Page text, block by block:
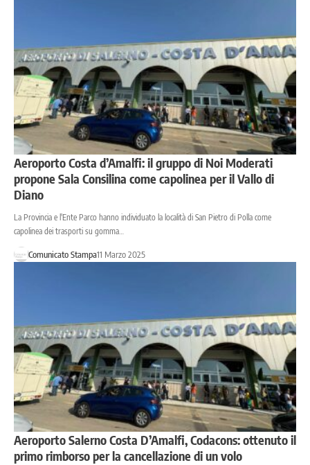
Aeroporto Costa d’Amalfi: il gruppo di Noi Moderati
propone Sala Consilina come capolinea per il Vallo di
Diano
La Provincia e l'Ente Parco hanno individuato la località di San Pietro di Polla come
capolinea dei trasporti su gomma…
Comunicato Stampa11 Marzo 2025
Aeroporto Salerno Costa D’Amalfi, Codacons: ottenuto il
primo rimborso per la cancellazione di un volo